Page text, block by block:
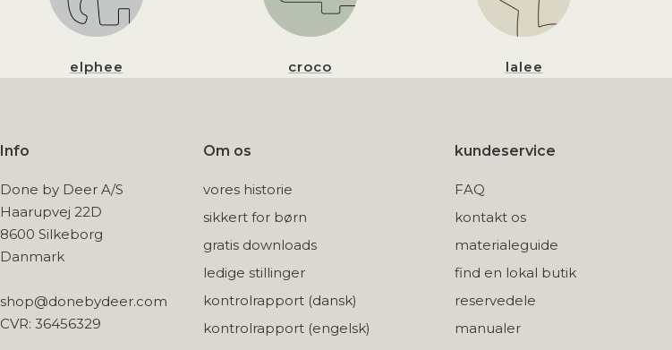
elphee croco lalee
Info
Done by Deer A/S
Haarupvej 22D
8600 Silkeborg
Danmark
shop@donebydeer.com
CVR: 36456329
Om os
vores historie
sikkert for børn
gratis downloads
ledige stillinger
kontrolrapport (dansk)
kontrolrapport (engelsk)
kundeservice
FAQ
kontakt os
materialeguide
find en lokal butik
reservedele
manualer